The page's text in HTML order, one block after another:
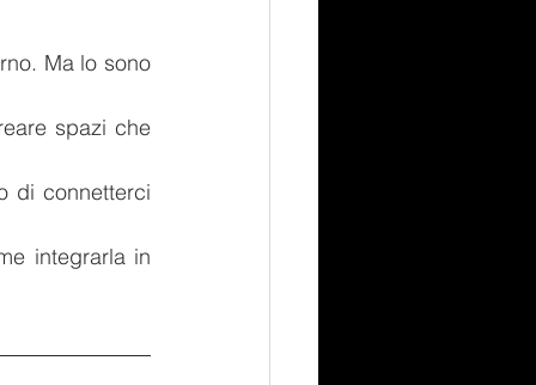
Ma lo sono
spazi che
di connetterci
integrarla in